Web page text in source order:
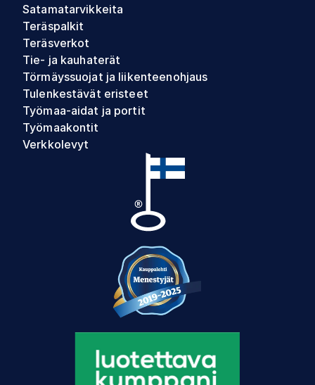
Satamatarvikkeita
Teräspalkit
Teräsverkot
Tie- ja kauhaterät
Törmäyssuojat ja liikenteenohjaus
Tulenkestävät eristeet
Työmaa-aidat ja portit
Työmaakontit
Verkkolevyt